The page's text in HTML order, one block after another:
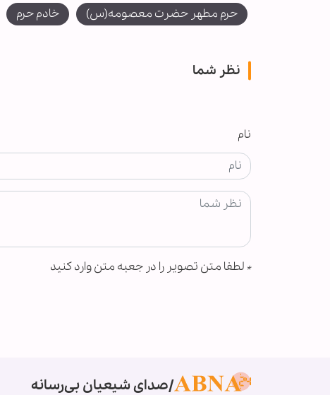
حرم مطهر حضرت معصومه(س) خادم حرم
نظر شما
نام
* لطفا متن تصویر را در جعبه متن وارد کنید
صدای شیعیان بی‌رسانه